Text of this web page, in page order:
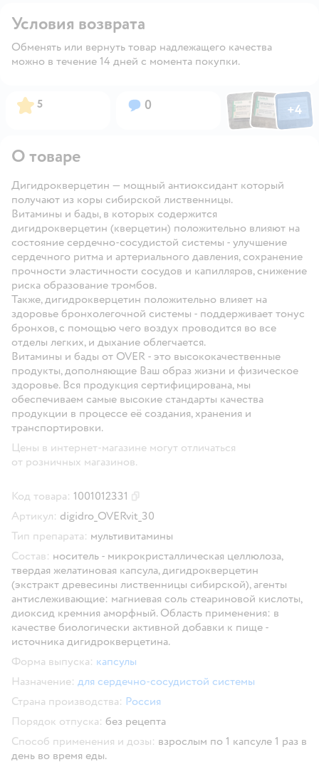
Условия возврата
Обменять или вернуть товар надлежащего качества
можно в течение 14 дней с момента покупки.
Рейтинг:
5 Вопросов:
0 ФотоФотоФото
+4
Открыть
О товаре
Дигидрокверцетин — мощный антиоксидант который
получают из коры сибирской лиственницы.
Витамины и бады, в которых содержится
дигидрокверцетин (кверцетин) положительно влияют на
состояние сердечно-сосудистой системы - улучшение
сердечного ритма и артериального давления, сохранение
прочности эластичности сосудов и капилляров, снижение
риска образование тромбов.
Также, дигидрокверцетин положительно влияет на
здоровье бронхолегочной системы - поддерживает тонус
бронхов, с помощью чего воздух проводится во все
отделы легких, и дыхание облегчается.
Витамины и бады от OVER - это высококачественные
продукты, дополняющие Ваш образ жизни и физическое
здоровье. Вся продукция сертифицирована, мы
обеспечиваем самые высокие стандарты качества
продукции в процессе её создания, хранения и
транспортировки.
Цены в интернет-магазине могут отличаться
от розничных магазинов.
Код товара: 1001012331
Артикул: digidro_OVERvit_30
Тип препарата: мультивитамины
Состав: носитель - микрокристаллическая целлюлоза,
твердая желатиновая капсула, дигидрокверцетин
(экстракт древесины лиственницы сибирской), агенты
антислеживающие: магниевая соль стеариновой кислоты,
диоксид кремния аморфный. Область применения: в
качестве биологически активной добавки к пище -
источника дигидрокверцетина.
Форма выпуска: капсулы
Назначение: для сердечно-сосудистой системы
Страна производства: Россия
Порядок отпуска: без рецепта
Способ применения и дозы: взрослым по 1 капсуле 1 раз в
день во время еды.